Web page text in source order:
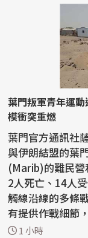
葉門叛軍青年運
模衝突重燃
葉門官方通訊社
與伊朗結盟的葉
(Marib)的難民營
2人死亡、14人受傷。 葉門軍方今天(8日
觸線沿線的多條
有提供作戰細節
方表...
1 小時